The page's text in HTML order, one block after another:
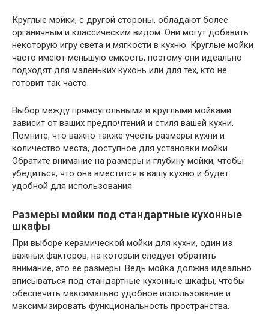
Круглые мойки, с другой стороны, обладают более
органичным и классическим видом. Они могут добавить
некоторую игру света и мягкости в кухню. Круглые мойки
часто имеют меньшую емкость, поэтому они идеально
подходят для маленьких кухонь или для тех, кто не
готовит так часто.
Выбор между прямоугольными и круглыми мойками
зависит от ваших предпочтений и стиля вашей кухни.
Помните, что важно также учесть размеры кухни и
количество места, доступное для установки мойки.
Обратите внимание на размеры и глубину мойки, чтобы
убедиться, что она вместится в вашу кухню и будет
удобной для использования.
Размеры мойки под стандартные кухонные
шкафы
При выборе керамической мойки для кухни, один из
важных факторов, на который следует обратить
внимание, это ее размеры. Ведь мойка должна идеально
вписываться под стандартные кухонные шкафы, чтобы
обеспечить максимально удобное использование и
максимизировать функциональность пространства.